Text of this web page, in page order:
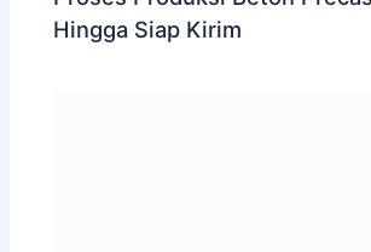
Hingga Siap Kirim